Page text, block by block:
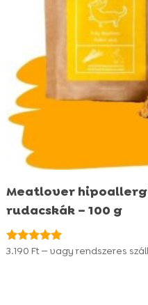
Meatlover
rudacskák – 100 g
Értékelés:
3.190 Ft — vagy rendszeres